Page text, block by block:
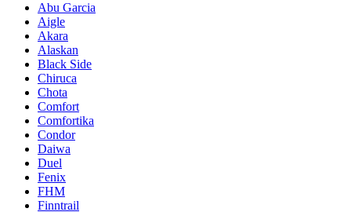
Abu Garcia
Aigle
Akara
Alaskan
Black Side
Chiruca
Chota
Comfort
Comfortika
Condor
Daiwa
Duel
Fenix
FHM
Finntrail